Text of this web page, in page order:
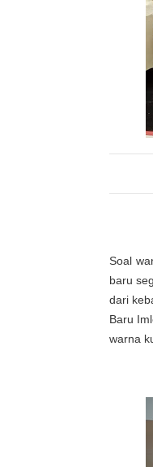
Soal
baru
dari
Baru
warna